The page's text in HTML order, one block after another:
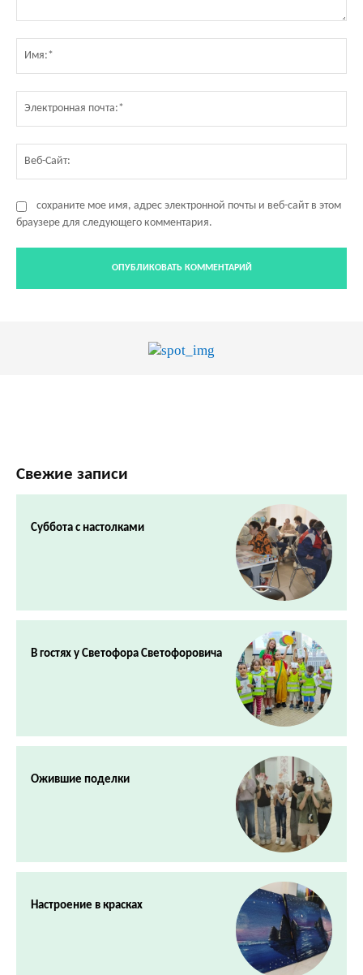
сохраните мое имя, адрес электронной почты и веб-сайт в этом
браузере для следующего комментария.
Свежие записи
Суббота с настолками
В гостях у Светофора Светофоровича
Ожившие поделки
Настроение в красках